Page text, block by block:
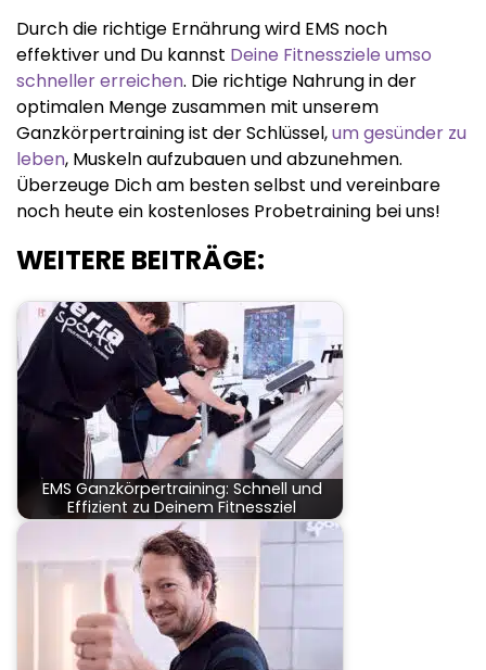
Durch die richtige Ernährung wird EMS noch
effektiver und Du kannst Deine Fitnessziele umso
schneller erreichen. Die richtige Nahrung in der
optimalen Menge zusammen mit unserem
Ganzkörpertraining ist der Schlüssel,um gesünder zu
leben, Muskeln aufzubauen und abzunehmen.
Überzeuge Dich am besten selbst und vereinbare
noch heute ein kostenloses Probetraining bei uns!
WEITERE BEITRÄGE:
EMS Ganzkörpertraining: Schnell und
Effizient zu Deinem Fitnessziel